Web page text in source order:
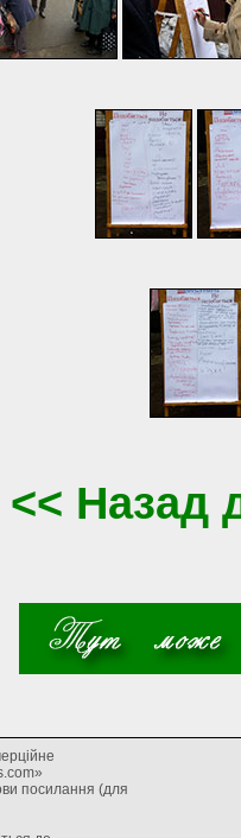
<< Назад
посилання (для